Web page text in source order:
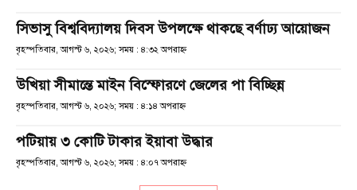
সিভাসু বিশ্ববিদ্যালয় দিবস উপলক্ষে থাকছে বর্ণাঢ্য আয়োজন
বৃহস্পতিবার, আগস্ট ৬, ২০২৬; সময় : ৪:৩২ অপরাহ্ণ
উখিয়া সীমান্তে মাইন বিস্ফোরণে জেলের পা বিচ্ছিন্ন
বৃহস্পতিবার, আগস্ট ৬, ২০২৬; সময় : ৪:১৪ অপরাহ্ণ
পটিয়ায় ৩ কোটি টাকার ইয়াবা উদ্ধার
বৃহস্পতিবার, আগস্ট ৬, ২০২৬; সময় : ৪:০৭ অপরাহ্ণ